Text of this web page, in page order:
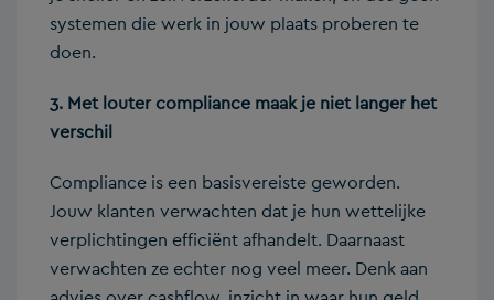
systemen die werk in jouw plaats proberen te
doen.
3. Met louter compliance maak je niet langer het
verschil
Compliance is een basisvereiste geworden.
Jouw klanten verwachten dat je hun wettelijke
verplichtingen efficiënt afhandelt. Daarnaast
verwachten ze echter nog veel meer. Denk aan